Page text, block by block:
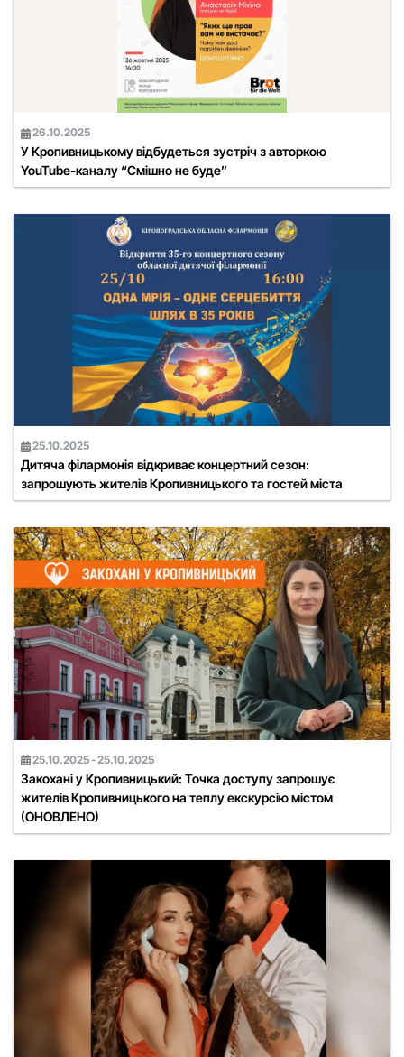
26.10.2025
У Кропивницькому відбудеться зустріч з авторкою
YouTube-каналу “Смішно не буде”
25.10.2025
Дитяча філармонія відкриває концертний сезон:
запрошують жителів Кропивницького та гостей міста
25.10.2025 - 25.10.2025
Закохані у Кропивницький: Точка доступу запрошує
жителів Кропивницького на теплу екскурсію містом
(ОНОВЛЕНО)